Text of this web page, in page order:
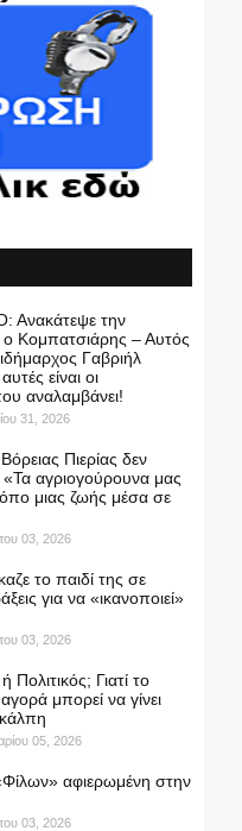
Ανακάτεψε την
Κομπατσιάρης – Αυτός
Γαβριήλ
είναι οι
αναλαμβάνει!
31, 2026
Πιερίας δεν
αγριογούρουνα μας
μιας ζωής μέσα σε
03, 2026
το παιδί της σε
για να «ικανοποιεί»
03, 2026
Πολιτικός; Γιατί το
μπορεί να γίνει
05, 2026
αφιερωμένη στην
03, 2026